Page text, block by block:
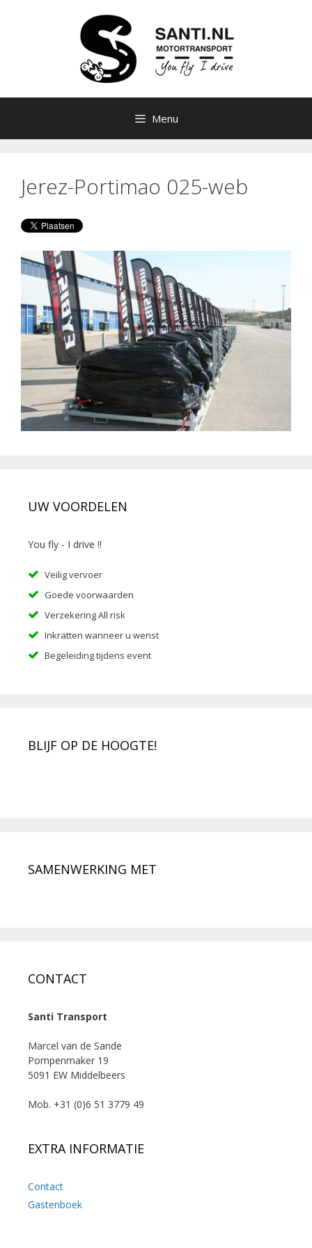
Menu
Jerez-Portimao 025-web
UW VOORDELEN
You fly - I drive !!
Veilig vervoer
Goede voorwaarden
Verzekering All risk
Inkratten wanneer u wenst
Begeleiding tijdens event
BLIJF OP DE HOOGTE!
SAMENWERKING MET
CONTACT
Santi Transport
Marcel van de Sande
Pompenmaker 19
5091 EW Middelbeers
Mob. +31 (0)6 51 3779 49
EXTRA INFORMATIE
Contact
Gastenboek